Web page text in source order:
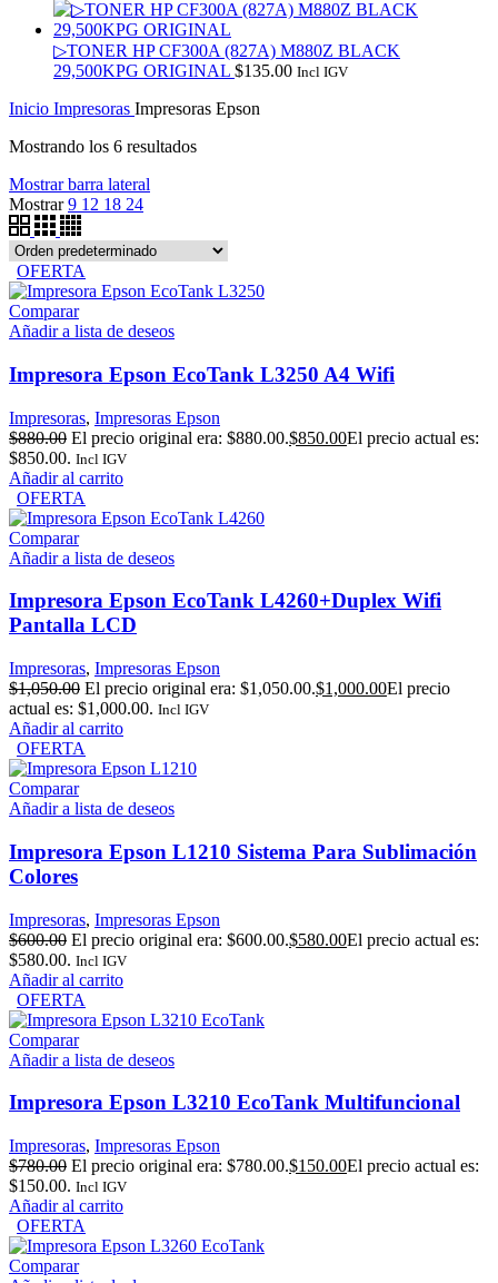
▷TONER HP CF300A (827A) M880Z BLACK
29,500KPG ORIGINAL $135.00 Incl IGV
Inicio Impresoras Impresoras Epson
Mostrando los 6 resultados
Mostrar barra lateral
Mostrar9 12 18 24
OFERTA
Comparar
Añadir a lista de deseos
Impresora Epson EcoTank L3250 A4 Wifi
Impresoras, Impresoras Epson
$880.00 El precio original era: $880.00.$850.00El precio actual es:
$850.00. Incl IGV
Añadir al carrito
OFERTA
Comparar
Añadir a lista de deseos
Impresora Epson EcoTank L4260+Duplex Wifi
Pantalla LCD
Impresoras, Impresoras Epson
$1,050.00 El precio original era: $1,050.00.$1,000.00El precio
actual es: $1,000.00. Incl IGV
Añadir al carrito
OFERTA
Comparar
Añadir a lista de deseos
Impresora Epson L1210 Sistema Para Sublimación
Colores
Impresoras, Impresoras Epson
$600.00 El precio original era: $600.00.$580.00El precio actual es:
$580.00. Incl IGV
Añadir al carrito
OFERTA
Comparar
Añadir a lista de deseos
Impresora Epson L3210 EcoTank Multifuncional
Impresoras, Impresoras Epson
$780.00 El precio original era: $780.00.$150.00El precio actual es:
$150.00. Incl IGV
Añadir al carrito
OFERTA
Comparar